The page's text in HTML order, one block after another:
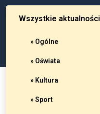
Wszystkie aktualności
» Ogólne
» Oświata
» Kultura
» Sport